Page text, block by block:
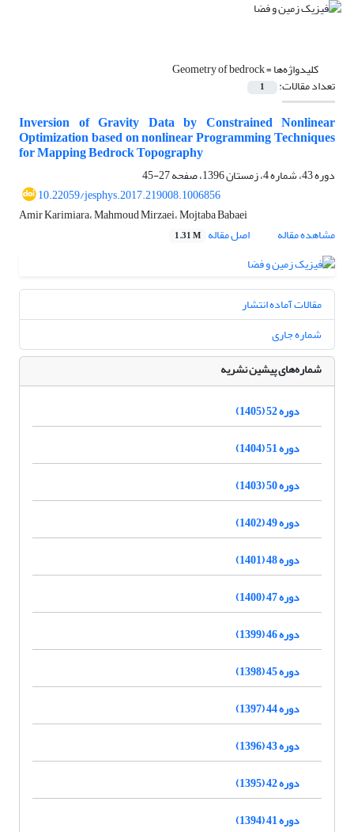
کلیدواژه‌ها =Geometry of bedrock
تعداد مقالات: 1
Inversion of Gravity Data by Constrained Nonlinear
Optimization based on nonlinear Programming Techniques
for Mapping Bedrock Topography
دوره 43، شماره 4، زمستان 1396، صفحه
27-45
10.22059/jesphys.2017.219008.1006856
Amir Karimiara، Mahmoud Mirzaei، Mojtaba Babaei
مشاهده مقاله
اصل مقاله 1.31 M
مقالات آماده انتشار
شماره جاری
شماره‌های پیشین نشریه
دوره 52 (1405)
دوره 51 (1404)
دوره 50 (1403)
دوره 49 (1402)
دوره 48 (1401)
دوره 47 (1400)
دوره 46 (1399)
دوره 45 (1398)
دوره 44 (1397)
دوره 43 (1396)
دوره 42 (1395)
دوره 41 (1394)